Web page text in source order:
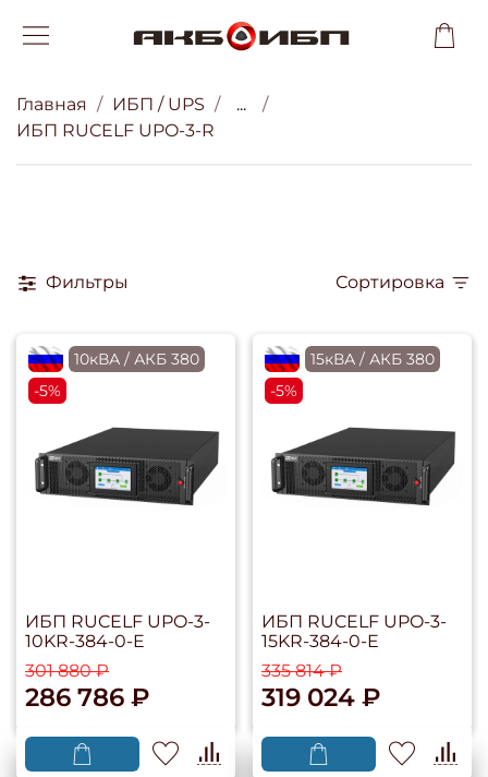
Главная ИБП / UPS
...
ИБП RUCELF UPO-3-R
Фильтры Сортировка
flagRU10кВА / АКБ 380
-5%
ИБП RUCELF UPO-3-
10KR-384-0-E
301 880 ₽
286 786 ₽
flagRU15кВА / АКБ 380
-5%
ИБП RUCELF UPO-3-
15KR-384-0-E
335 814 ₽
319 024 ₽